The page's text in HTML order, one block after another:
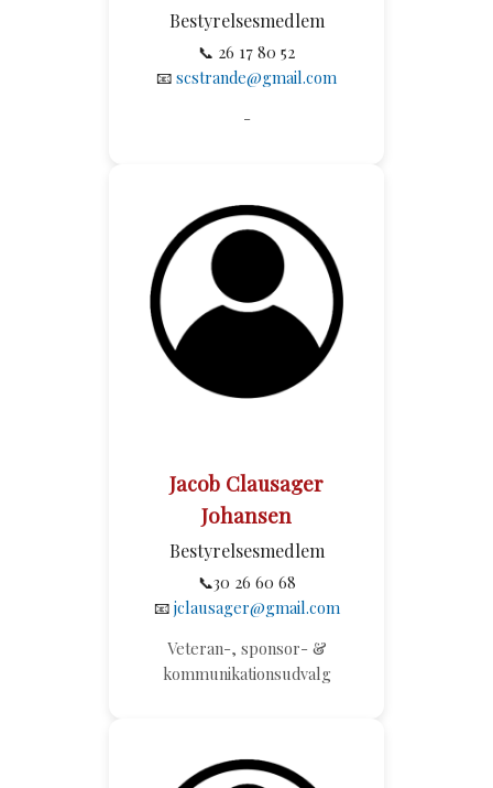
Bestyrelsesmedlem
📞 26 17 80 52
📧 scstrande@gmail.com
-
Jacob Clausager
Johansen
Bestyrelsesmedlem
📞30 26 60 68
📧 jclausager@gmail.com
Veteran-, sponsor- &
kommunikationsudvalg